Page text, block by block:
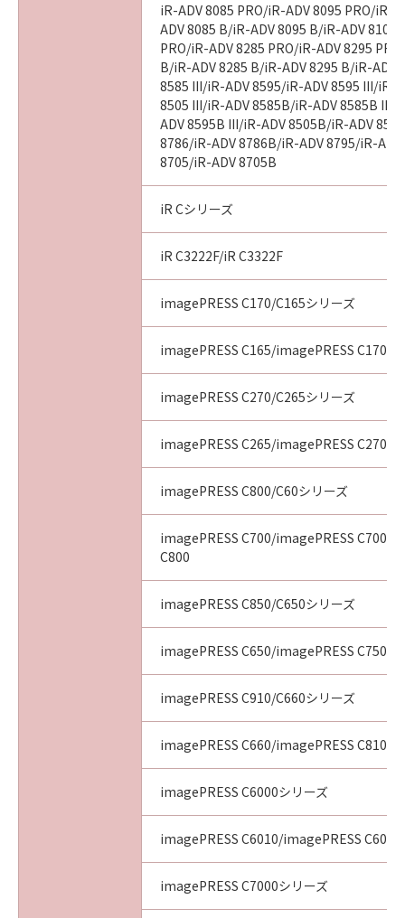
iR-ADV 8085 PRO/iR-ADV 8095 PRO/iR-
ADV 8085 B/iR-ADV 8095 B/iR-ADV 8105
PRO/iR-ADV 8285 PRO/iR-ADV 8295
B/iR-ADV 8285 B/iR-ADV 8295 B/iR-ADV
8585 III/iR-ADV 8595/iR-ADV 8595 III/iR-
8505 III/iR-ADV 8585B/iR-ADV 8585B III/
ADV 8595B III/iR-ADV 8505B/iR-ADV
8786/iR-ADV 8786B/iR-ADV 8795/iR-
8705/iR-ADV 8705B
iR Cシリーズ
iR C3222F/iR C3322F
imagePRESS C170/C165シリーズ
imagePRESS C165/imagePRESS C170
imagePRESS C270/C265シリーズ
imagePRESS C265/imagePRESS C270
imagePRESS C800/C60シリーズ
imagePRESS C700/imagePRESS C700L/
C800
imagePRESS C850/C650シリーズ
imagePRESS C650/imagePRESS C750/
imagePRESS C910/C660シリーズ
imagePRESS C660/imagePRESS C810/
imagePRESS C6000シリーズ
imagePRESS C6010/imagePRESS C6011
imagePRESS C7000シリーズ